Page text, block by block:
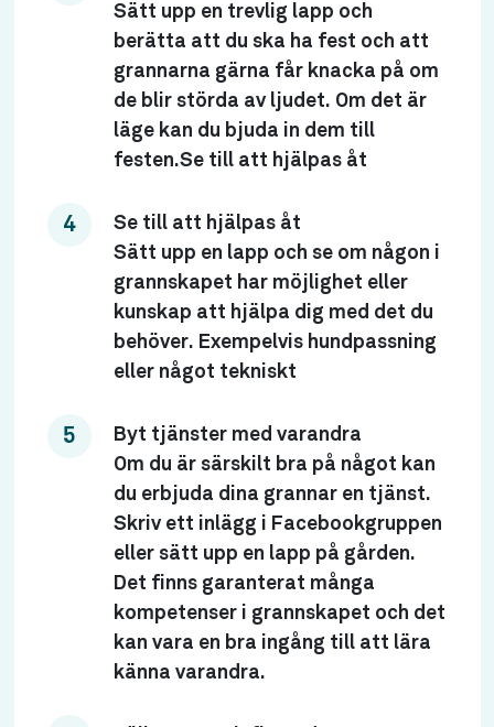
Sätt upp en trevlig lapp och
berätta att du ska ha fest och att
grannarna gärna får knacka på om
de blir störda av ljudet. Om det är
läge kan du bjuda in dem till
festen.Se till att hjälpas åt
Se till att hjälpas åt
Sätt upp en lapp och se om någon i
grannskapet har möjlighet eller
kunskap att hjälpa dig med det du
behöver. Exempelvis hundpassning
eller något tekniskt
Byt tjänster med varandra
Om du är särskilt bra på något kan
du erbjuda dina grannar en tjänst.
Skriv ett inlägg i Facebookgruppen
eller sätt upp en lapp på gården.
Det finns garanterat många
kompetenser i grannskapet och det
kan vara en bra ingång till att lära
känna varandra.